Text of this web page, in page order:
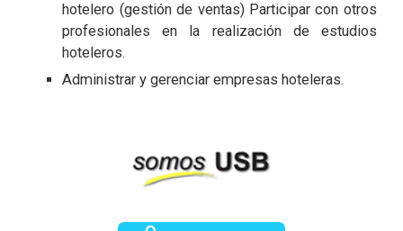
hotelero (gestión de ventas) Participar con otros
profesionales en la realización de estudios
hoteleros.
Administrar y gerenciar empresas hoteleras.